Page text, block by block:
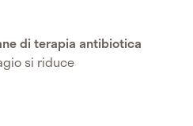
di terapia antibiotica
si riduce